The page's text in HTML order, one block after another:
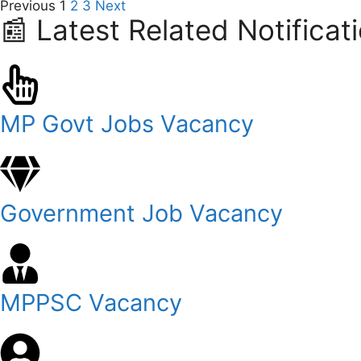
Previous 1 2 3 Next
📰 Latest Related
MP Govt Jobs Vacancy
Government Job Vacancy
MPPSC Vacancy